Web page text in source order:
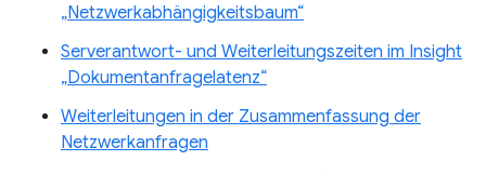
„Netzwerkabhängigkeitsbaum“
Serverantwort- und Weiterleitungszeiten im Insight
„Dokumentanfragelatenz“
Weiterleitungen in der Zusammenfassung der
Netzwerkanfragen